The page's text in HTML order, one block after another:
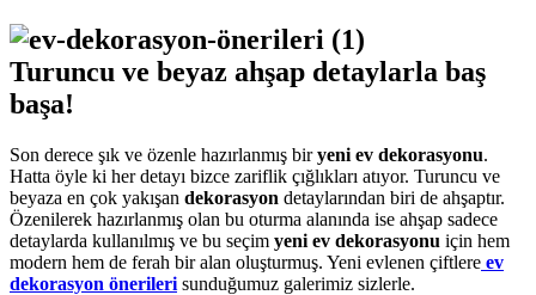
Turuncu ve beyaz ahşap detaylarla baş
başa!
Son derece şık ve özenle hazırlanmış biryeni ev dekorasyonu.
Hatta öyle ki her detayı bizce zariflik çığlıkları atıyor. Turuncu ve
beyaza en çok yakışan dekorasyon detaylarından biri de ahşaptır.
Özenilerek hazırlanmış olan bu oturma alanında ise ahşap sadece
detaylarda kullanılmış ve bu seçim yeni ev dekorasyonu için hem
modern hem de ferah bir alan oluşturmuş. Yeni evlenen çiftlere ev
dekorasyon önerileri sunduğumuz galerimiz sizlerle.